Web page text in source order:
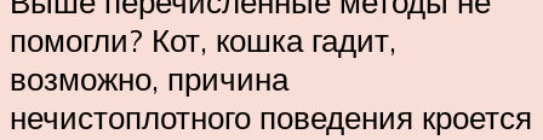
помогли? Кот, кошка гадит,
возможно, причина
нечистоплотного поведения кроется